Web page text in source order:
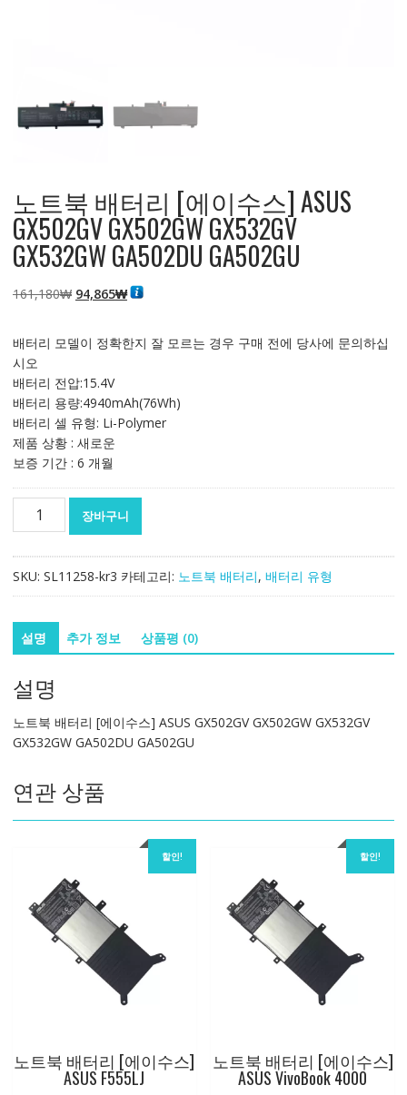
노트북 배터리 [에이수스] ASUS
GX502GV GX502GW GX532GV
GX532GW GA502DU GA502GU
161,180₩ 원
격:
94,865₩현
격:
배터리 모델이 정확한지 잘 모르는 경우 구매 전에 당사에 문의하십
시오
배터리 전압:15.4V
배터리 용량:4940mAh(76Wh)
배터리 셀 유형: Li-Polymer
제품 상황 : 새로운
보증 기간 : 6 개월
터
[에
이
스]
ASUS
GX502GV
GX502GW
GX532GW
GA502DU
GA502GU
장바구니
SKU: SL11258-kr3 카테고리: 노트북 배터리, 배터리 유형
설명 추가 정보 상품평 (0)
설명
노트북 배터리 [에이수스] ASUS GX502GV GX502GW GX532GV
GX532GW GA502DU GA502GU
연관 상품
할인!
노트북 배터리 [에이수스]
ASUS F555LJ
할인!
노트북 배터리 [에이수스]
ASUS VivoBook 4000